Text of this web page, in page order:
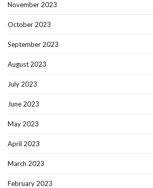
November 2023
October 2023
September 2023
August 2023
July 2023
June 2023
May 2023
April 2023
March 2023
February 2023